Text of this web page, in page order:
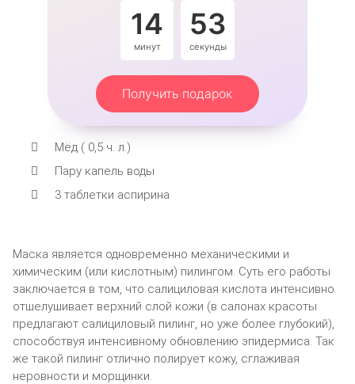
14
минут
53
секунды
Получить подарок
Мёд ( 0,5 ч. л.)
Пару капель воды
3 таблетки аспирина
Маска является одновременно механическими и
химическим (или кислотным) пилингом. Суть его работы
заключается в том, что салициловая кислота интенсивно
отшелушивает верхний слой кожи (в салонах красоты
предлагают салициловый пилинг, но уже более глубокий),
способствуя интенсивному обновлению эпидермиса. Так
же такой пилинг отлично полирует кожу, сглаживая
неровности и морщинки.